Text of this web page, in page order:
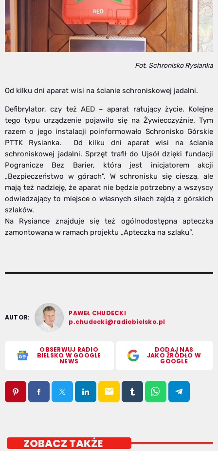
Fot. Schronisko Rysianka
Od kilku dni aparat wisi na ścianie schroniskowej jadalni.
Defibrylator, czy też AED – aparat ratujący życie. Kolejne
tego typu urządzenie pojawiło się na Żywiecczyźnie. Tym
razem o jego instalacji poinformowało Schronisko Górskie
PTTK Rysianka. Od kilku dni aparat wisi na ścianie
schroniskowej jadalni. Sprzęt trafił do Ujsół dzięki fundacji
Pogranicze Bez Barier, która jest inicjatorem akcji
„Bezpieczeństwo w górach”. W schronisku się cieszą, ale
mają też nadzieję, że aparat nie będzie potrzebny a wszyscy
odwiedzający to miejsce o własnych siłach zejdą z górskich
szlaków.
Na Rysiance znajduje się też ogólnodostępna apteczka
zamontowana w ramach projektu „Apteczka na szlaku”.
AUTOR:
PAWEŁ CHUDECKI
p.chudecki@radiobielsko.pl
OBSERWUJ RADIO
BIELSKO W GOOGLE
NEWS
DODAJ NAS
JAKO ŹRÓDŁO W
GOOGLE
email
ZOBACZ TAKŻE